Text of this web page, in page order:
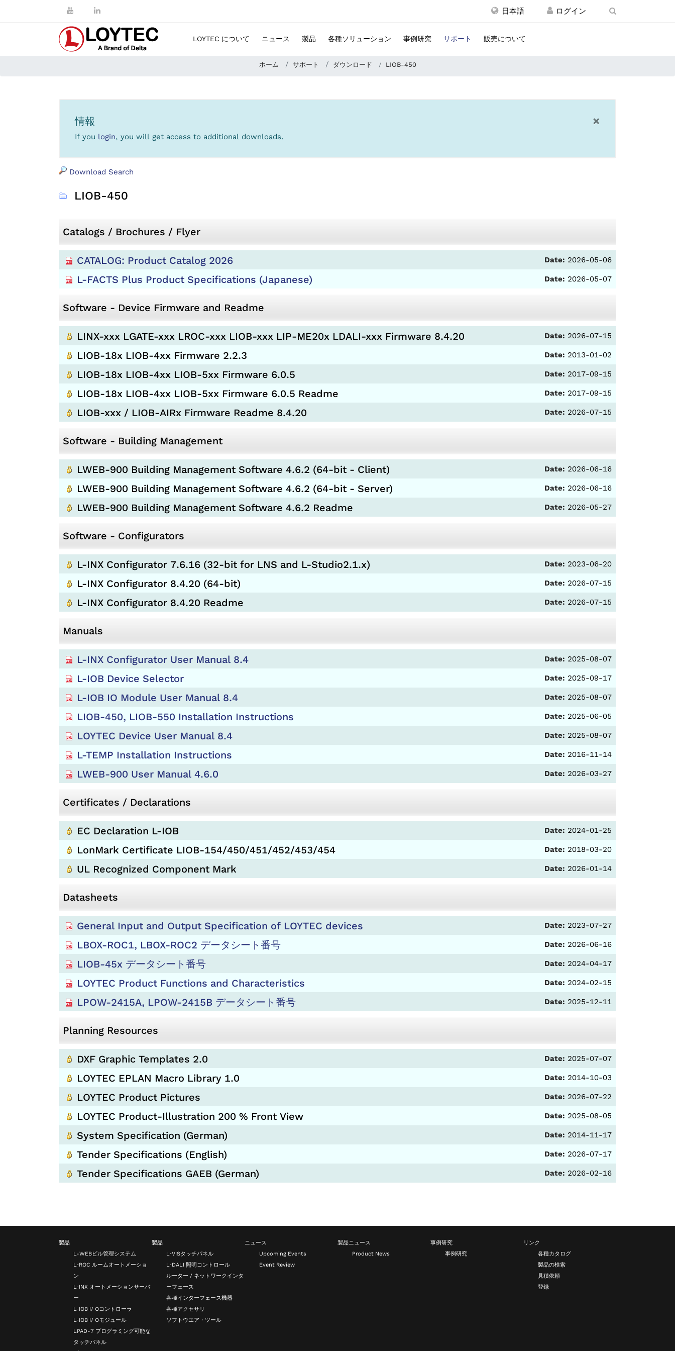
日本語
LOYTEC について ニュース 製品 各種ソリューション 事例研究 サポート 販売について
ホーム サポート ダウンロード LIOB-450
×
情報
If you login, you will get access to additional downloads.
Download Search
LIOB-450
Catalogs / Brochures / Flyer
CATALOG: Product Catalog 2026 Date: 2026-05-06
L-FACTS Plus Product Specifications (Japanese) Date: 2026-05-07
Software - Device Firmware and Readme
LINX-xxx LGATE-xxx LROC-xxx LIOB-xxx LIP-ME20x LDALI-xxx Firmware 8.4.20 Date: 2026-07-15
LIOB-18x LIOB-4xx Firmware 2.2.3 Date: 2013-01-02
LIOB-18x LIOB-4xx LIOB-5xx Firmware 6.0.5 Date: 2017-09-15
LIOB-18x LIOB-4xx LIOB-5xx Firmware 6.0.5 Readme Date: 2017-09-15
LIOB-xxx / LIOB-AIRx Firmware Readme 8.4.20 Date: 2026-07-15
Software - Building Management
LWEB-900 Building Management Software 4.6.2 (64-bit - Client) Date: 2026-06-16
LWEB-900 Building Management Software 4.6.2 (64-bit - Server) Date: 2026-06-16
LWEB-900 Building Management Software 4.6.2 Readme Date: 2026-05-27
Software - Configurators
L-INX Configurator 7.6.16 (32-bit for LNS and L-Studio2.1.x) Date: 2023-06-20
L-INX Configurator 8.4.20 (64-bit) Date: 2026-07-15
L-INX Configurator 8.4.20 Readme Date: 2026-07-15
Manuals
L-INX Configurator User Manual 8.4 Date: 2025-08-07
L-IOB Device Selector Date: 2025-09-17
L-IOB IO Module User Manual 8.4 Date: 2025-08-07
LIOB-450, LIOB-550 Installation Instructions Date: 2025-06-05
LOYTEC Device User Manual 8.4 Date: 2025-08-07
L-TEMP Installation Instructions Date: 2016-11-14
LWEB-900 User Manual 4.6.0 Date: 2026-03-27
Certificates / Declarations
EC Declaration L-IOB Date: 2024-01-25
LonMark Certificate LIOB-154/450/451/452/453/454 Date: 2018-03-20
UL Recognized Component Mark Date: 2026-01-14
Datasheets
General Input and Output Specification of LOYTEC devices Date: 2023-07-27
LBOX-ROC1, LBOX-ROC2 データシート番号 Date: 2026-06-16
LIOB-45x データシート番号 Date: 2024-04-17
LOYTEC Product Functions and Characteristics Date: 2024-02-15
LPOW-2415A, LPOW-2415B データシート番号 Date: 2025-12-11
Planning Resources
DXF Graphic Templates 2.0 Date: 2025-07-07
LOYTEC EPLAN Macro Library 1.0 Date: 2014-10-03
LOYTEC Product Pictures Date: 2026-07-22
LOYTEC Product-Illustration 200 % Front View Date: 2025-08-05
System Specification (German) Date: 2014-11-17
Tender Specifications (English) Date: 2026-07-17
Tender Specifications GAEB (German) Date: 2026-02-16
製品
L-WEBビル管理システム
L‑ROC ルームオートメーショ
ン
L‑INX オートメーションサーバ
ー
L‑IOB I/ Oコントローラ
L‑IOB I/ Oモジュール
LPAD-7 プログラミング可能な
タッチパネル
製品
L‑VISタッチパネル
L‑DALI 照明コントロール
ルーター / ネットワークインタ
ーフェース
各種インターフェース機器
各種アクセサリ
ソフトウエア・ツール
ニュース
Upcoming Events
Event Review
製品ニュース
Product News
事例研究
事例研究
リンク
各種カタログ
製品の検索
見積依頼
登録